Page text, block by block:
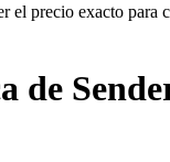
el precio exacto para
de